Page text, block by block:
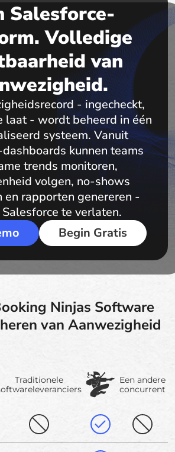
Salesforce-
Volledige
van
- ingecheckt,
laat - wordt beheerd in één
systeem. Vanuit
kunnen teams
trends monitoren,
volgen, no-shows
en rapporten genereren -
te verlaten.
Begin Gratis
Ninjas Software
van Aanwezigheid
Traditionele
Een andere
concurrent